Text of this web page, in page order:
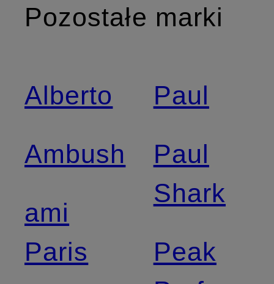
Pozostałe marki
Alberto
Ambush
ami
Paris
Paul
Paul
Shark
Peak